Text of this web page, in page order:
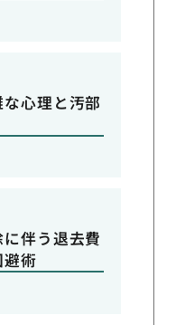
心理と汚部
伴う退去費
術